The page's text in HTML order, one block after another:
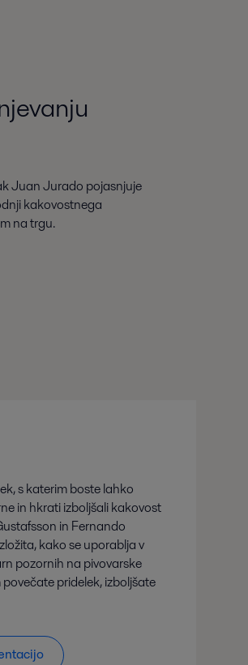
Juan Jurado pojasnjuje
kakovostnega
na trgu.
s katerim boste lahko
in hkrati izboljšali kakovost
in Fernando
kako se uporablja v
pozornih na pivovarske
pridelek, izboljšate